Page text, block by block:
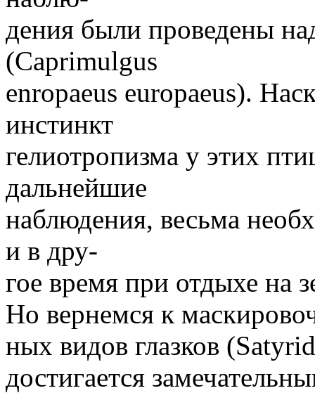
дения были проведены
(Caprimulgus
enropaeus europaeus).
инстинкт
гелиотропизма у этих
дальнейшие
наблюдения, весьма
и в дру-
гое время при отдыхе на
Но вернемся к
ных видов глазков
достигается